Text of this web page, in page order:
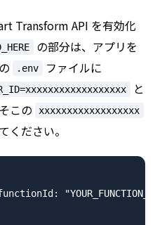
Transform API を有効化
の部分は、アプリを
.env ファイルに
と
この
xxxxxxxxxxxxxxxxxx
ください。